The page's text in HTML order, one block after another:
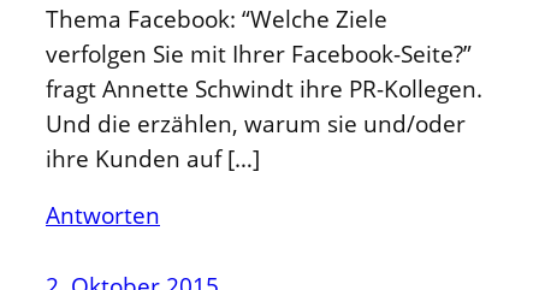
Thema Facebook: “Welche Ziele
verfolgen Sie mit Ihrer Facebook-Seite?”
fragt Annette Schwindt ihre PR-Kollegen.
Und die erzählen, warum sie und/oder
ihre Kunden auf […]
Antworten